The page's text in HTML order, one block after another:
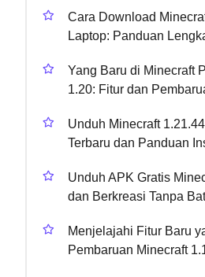
Cara Download
Laptop: Panduan
Yang Baru di Minecraft
1.20: Fitur dan
Unduh Minecraft
Terbaru dan Panduan
Unduh APK Gratis
dan Berkreasi Tanpa
Menjelajahi Fitur Baru
Pembaruan Minecraft